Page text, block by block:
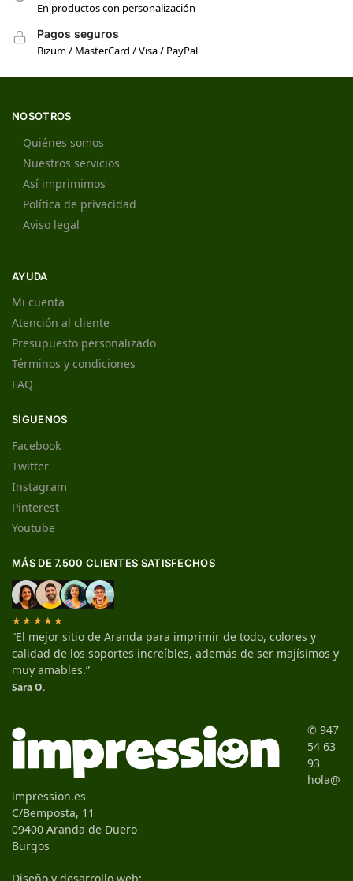
En productos con personalización
Pagos seguros
Bizum / MasterCard / Visa / PayPal
NOSOTROS
Quiénes somos
Nuestros servicios
Así imprimimos
Política de privacidad
Aviso legal
AYUDA
Mi cuenta
Atención al cliente
Presupuesto personalizado
Términos y condiciones
FAQ
SÍGUENOS
Facebook
Twitter
Instagram
Pinterest
Youtube
MÁS DE 7.500 CLIENTES SATISFECHOS
★★★★★
“El mejor sitio de Aranda para imprimir de todo, colores y
calidad de los soportes increíbles, además de ser majísimos y
muy amables.”
Sara O.
✆ 947
54 63
93
hola@
impression.es
C/Bemposta, 11
09400 Aranda de Duero
Burgos